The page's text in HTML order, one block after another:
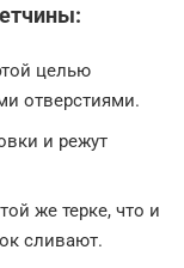
целью
отверстиями.
и режут
же терке, что и
сливают.